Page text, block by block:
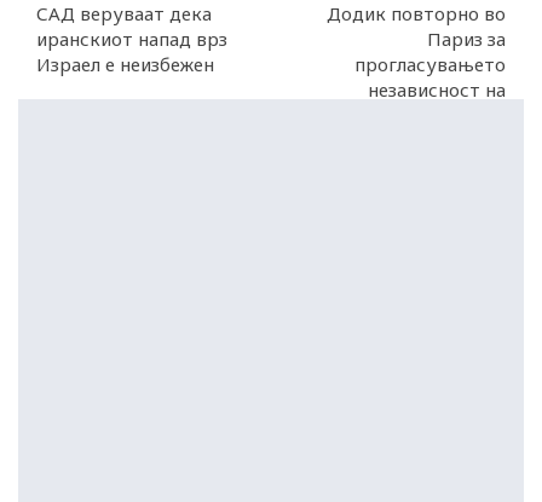
САД веруваат дека
иранскиот напад врз
Израел е неизбежен
Додик повторно во
Париз за
прогласувањето
независност на